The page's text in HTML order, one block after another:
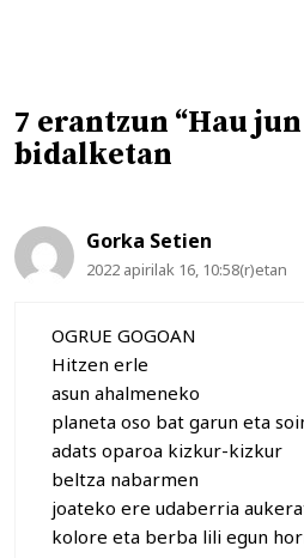
7 erantzun “Hau
bidalketan
Gorka Setien
2022 apirilak 16, 10:58(r)etan
OGRUE GOGOAN
Hitzen erle
asun ahalmeneko
planeta oso bat garun eta
adats oparoa kizkur-kizkur
beltza nabarmen
joateko ere udaberria
kolore eta berba lili egun